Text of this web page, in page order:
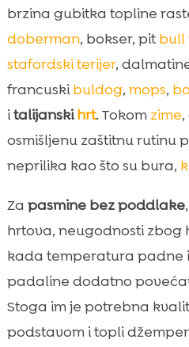
brzina gubitka topline
doberman, bokser, pitbull
stafordski terijer,
francuskibuldog, mops,
italijanskihrt. Tokom zime
osmišljenu zaštitnu rutinu
neprilika kao što su bura,
Za pasmine bez poddlake
hrtova, neugodnosti zbog
kada temperatura padne
padaline dodatno
Stoga im je potrebna
podstavom i topli